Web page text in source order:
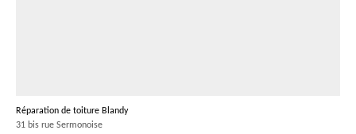
Réparation de toiture Blandy
31 bis rue Sermonoise